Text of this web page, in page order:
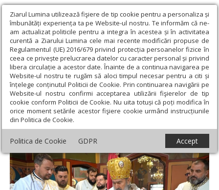
Ziarul Lumina utilizează fişiere de tip cookie pentru a personaliza și
îmbunătăți experiența ta pe Website-ul nostru. Te informăm că ne-
am actualizat politicile pentru a integra în acestea și în activitatea
curentă a Ziarului Lumina cele mai recente modificări propuse de
Regulamentul (UE) 2016/679 privind protecția persoanelor fizice în
ceea ce privește prelucrarea datelor cu caracter personal și privind
libera circulație a acestor date. Înainte de a continua navigarea pe
Website-ul nostru te rugăm să aloci timpul necesar pentru a citi și
înțelege conținutul Politicii de Cookie. Prin continuarea navigării pe
Website-ul nostru confirmi acceptarea utilizării fişierelor de tip
cookie conform Politicii de Cookie. Nu uita totuși că poți modifica în
orice moment setările acestor fişiere cookie urmând instrucțiunile
din Politica de Cookie.
Politica de Cookie GDPR Accept
Ziarul Lumina › Actualitate religioasă › Știri › Biserica „Nașterea
Sfântului Ioan Botezătorul” din Eforie Sud, la ceas aniversar
Biserica „Nașterea Sfântului Ioan
Botezătorul” din Eforie Sud, la ceas
aniversar